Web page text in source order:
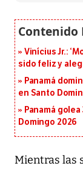
Vinícius Jr.:
sido feliz y
Panamá
en Santo
Panamá
Domingo 2026
Mientras las